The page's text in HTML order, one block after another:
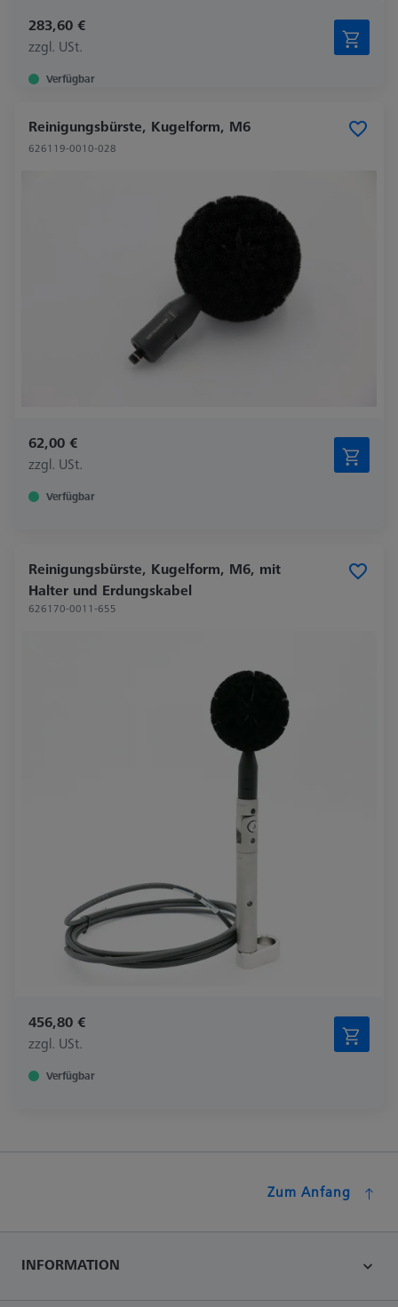
283,60 €
zzgl. USt.
Verfügbar
Reinigungsbürste, Kugelform, M6
626119-0010-028
62,00 €
zzgl. USt.
Verfügbar
Reinigungsbürste, Kugelform, M6, mit
Halter und Erdungskabel
626170-0011-655
456,80 €
zzgl. USt.
Verfügbar
Zum Anfang
INFORMATION